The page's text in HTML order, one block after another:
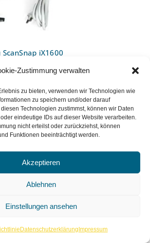
Zustimmung verwalten
zu bieten, verwenden wir Technologien wie
zu speichern und/oder darauf
Technologien zustimmst, können wir Daten
eindeutige IDs auf dieser Website verarbeiten.
nicht erteilst oder zurückziehst, können
Funktionen beeinträchtigt werden.
Akzeptieren
Ablehnen
Einstellungen ansehen
Datenschutzerklärung Impressum
iX1600
JB Systems LED Diamond II